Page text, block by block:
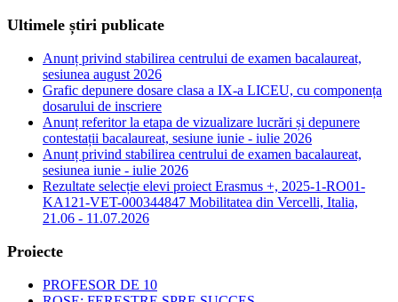
Ultimele știri publicate
Anunț privind stabilirea centrului de examen bacalaureat,
sesiunea august 2026
Grafic depunere dosare clasa a IX-a LICEU, cu componența
dosarului de inscriere
Anunț referitor la etapa de vizualizare lucrări și depunere
contestații bacalaureat, sesiune iunie - iulie 2026
Anunț privind stabilirea centrului de examen bacalaureat,
sesiunea iunie - iulie 2026
Rezultate selecție elevi proiect Erasmus +, 2025-1-RO01-
KA121-VET-000344847 Mobilitatea din Vercelli, Italia,
21.06 - 11.07.2026
Proiecte
PROFESOR DE 10